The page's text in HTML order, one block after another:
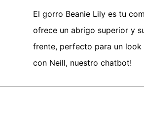
El gorro Beanie Lily es tu
ofrece un abrigo superior y
frente, perfecto para un look
con Neill, nuestro chatbot!